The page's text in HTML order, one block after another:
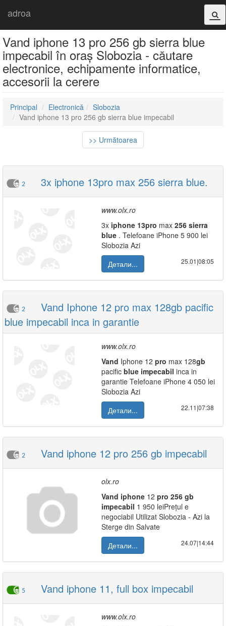
adroa
Vand iphone 13 pro 256 gb sierra blue
impecabil în oraș Slobozia - căutare
electronice, echipamente informatice,
accesorii la cerere
Principal Electronică
Slobozia
Vand iphone 13 pro 256 gb sierra blue impecabil
>> Următoarea
2 3x iphone 13pro max 256 sierra blue.
www.olx.ro
3x iphone 13pro max 256 sierra
blue . Telefoane iPhone 5 900 lei
Slobozia Azi
Детали...
25.01|08:05
2
Vand Iphone 12 pro max 128gb pacific
blue impecabil inca in garantie
www.olx.ro
Vand Iphone 12 pro max 128gb
pacific blue impecabil inca in
garantie Telefoane iPhone 4 050 lei
Slobozia Azi
Детали...
22.11|07:38
2 Vand iphone 12 pro 256 gb impecabil
olx.ro
Vand iphone 12 pro 256 gb
impecabil 1 950 leiPrețul e
negociabil Utilizat Slobozia - Azi la
Sterge din Salvate
Детали...
24.07|14:44
5 Vand iphone 11, full box impecabil
www.olx.ro